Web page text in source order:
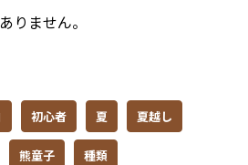
りません。
初心者 夏 夏越し
熊童子 種類